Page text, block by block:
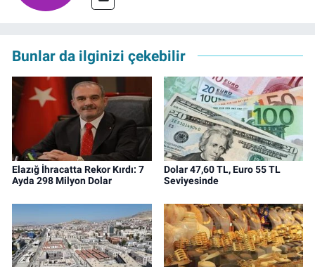
Bunlar da ilginizi çekebilir
Elazığ İhracatta Rekor Kırdı: 7
Ayda 298 Milyon Dolar
Dolar 47,60 TL, Euro 55 TL
Seviyesinde